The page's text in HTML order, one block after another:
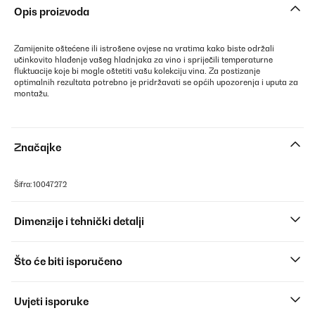
Opis proizvoda
Zamijenite oštećene ili istrošene ovjese na vratima kako biste održali
učinkovito hlađenje vašeg hladnjaka za vino i spriječili temperaturne
fluktuacije koje bi mogle oštetiti vašu kolekciju vina. Za postizanje
optimalnih rezultata potrebno je pridržavati se općih upozorenja i uputa za
montažu.
Značajke
Šifra: 10047272
Dimenzije i tehnički detalji
Što će biti isporučeno
Uvjeti isporuke